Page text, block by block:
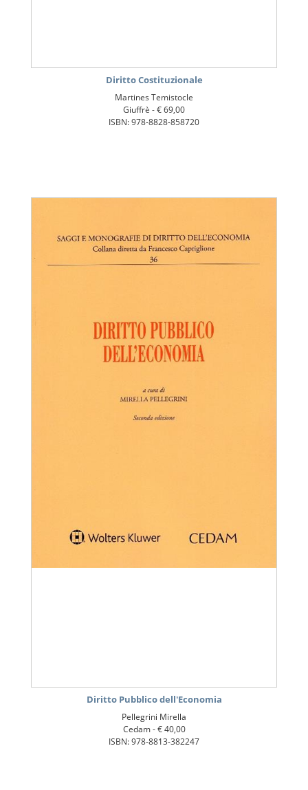
Diritto Costituzionale
Martines Temistocle
Giuffrè -€ 69,00
ISBN: 978-8828-858720
Diritto Pubblico dell'Economia
Pellegrini Mirella
Cedam -€ 40,00
ISBN: 978-8813-382247